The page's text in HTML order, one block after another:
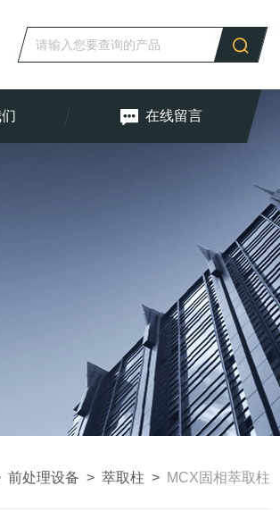
在线留言
前处理设备 > 萃取柱 > MCX固相萃取柱